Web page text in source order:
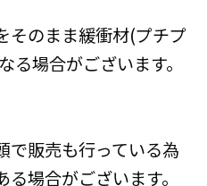
のまま緩衝材(プチプ
る場合がございます。
販売も行っている為
場合がございます。